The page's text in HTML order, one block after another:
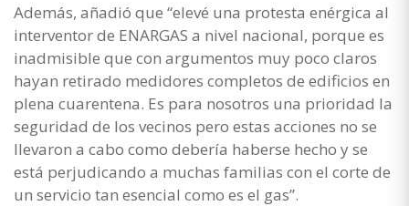
Además, añadió que “elevé una protesta enérgica al
interventor de ENARGAS a nivel nacional, porque es
inadmisible que con argumentos muy poco claros
hayan retirado medidores completos de edificios en
plena cuarentena. Es para nosotros una prioridad la
seguridad de los vecinos pero estas acciones no se
llevaron a cabo como debería haberse hecho y se
está perjudicando a muchas familias con el corte de
un servicio tan esencial como es el gas”.